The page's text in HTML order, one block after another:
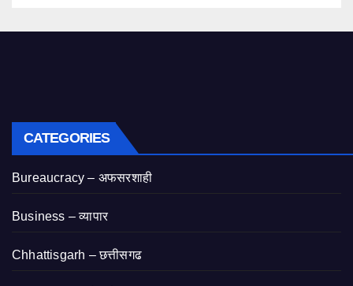
CATEGORIES
Bureaucracy – अफसरशाही
Business – व्यापार
Chhattisgarh – छत्तीसगढ